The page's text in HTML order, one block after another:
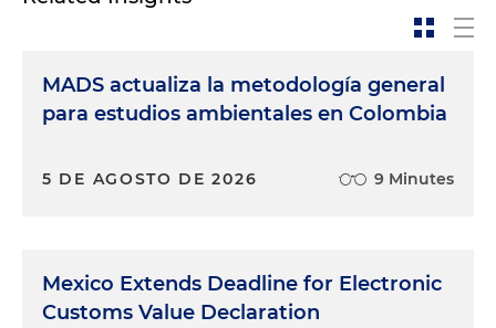
MADS actualiza la metodología general
para estudios ambientales en Colombia
5 DE AGOSTO DE 2026 9 Minutes
Mexico Extends Deadline for Electronic
Customs Value Declaration